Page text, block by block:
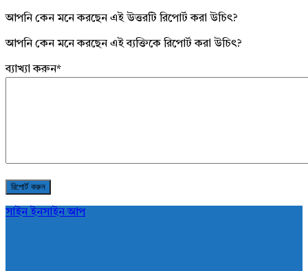
আপনি কেন মনে করছেন এই উত্তরটি রিপোর্ট করা উচিৎ?
আপনি কেন মনে করছেন এই ব্যক্তিকে রিপোর্ট করা উচিৎ?
ব্যাখ্যা করুন*
সাইন ইনসাইন আপ